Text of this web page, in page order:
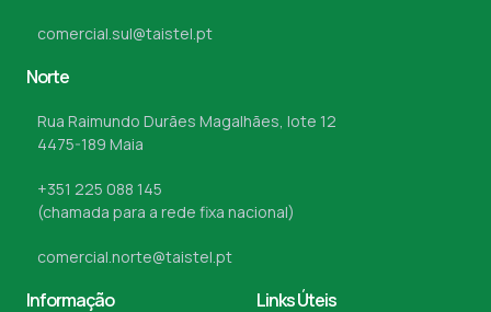
comercial.sul@taistel.pt
Norte
Rua Raimundo Durães Magalhães, lote 12
4475-189 Maia
+351 225 088 145
(chamada para a rede fixa nacional)
comercial.norte@taistel.pt
Informação Links Úteis